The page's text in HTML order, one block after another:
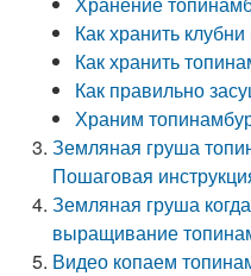
Как хранить
Как хранить
Как правильно
Храним
Земляная груша
Пошаговая
Земляная груша
выращивание
Видео копаем